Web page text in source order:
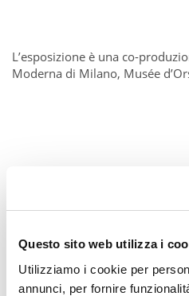
Questo sito web utilizza i
Utilizziamo i cookie per
annunci, per fornire
L’esposizione è una co-
Moderna di Milano, Musée